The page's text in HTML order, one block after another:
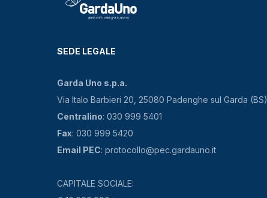
SEDE LEGALE
Garda Uno s.p.a.
Via Italo Barbieri 20, 25080 Padenghe sul Garda (BS)
Centralino: 030 999 5401
Fax: 030 999 5420
Email PEC: protocollo@pec.gardauno.it
CAPITALE SOCIALE: